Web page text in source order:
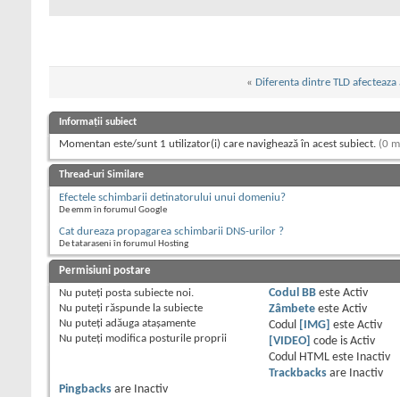
« Diferenta dintre TLD afecteaza
Informații subiect
Momentan este/sunt 1 utilizator(i) care navighează în acest subiect. (0
Thread-uri Similare
Efectele schimbarii detinatorului unui domeniu?
De emm în forumul Google
Cat dureaza propagarea schimbarii DNS-urilor ?
De tataraseni în forumul Hosting
Permisiuni postare
Nu puteţi posta subiecte noi.
Nu puteţi răspunde la subiecte
Nu puteţi adăuga ataşamente
Nu puteţi modifica posturile proprii
Codul BBeste Activ
Zâmbeteeste Activ
Codul
[IMG] este Activ
[VIDEO]
code is Activ
Codul HTML este
Inactiv
Trackbacksare
Inactiv
Pingbacks are
Inactiv